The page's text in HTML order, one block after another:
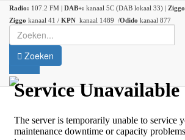
Radio: 107.2 FM | DAB+: kanaal 5C (DAB lokaal 33) | Ziggo
Ziggo kanaal 41 / KPN kanaal 1489 /Odido kanaal 877
Zoeken